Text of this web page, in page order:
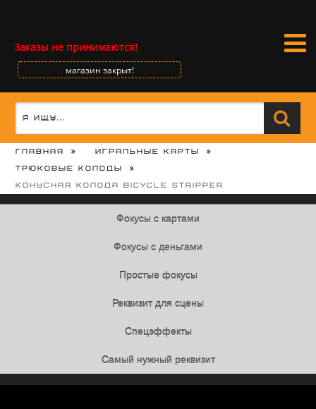
Заказы не принимаются!
магазин закрыт!
Главная
Игральные карты
Трюковые колоды
Конусная колода Bicycle Stripper
Фокусы с картами
Фокусы с деньгами
Простые фокусы
Реквизит для сцены
Спецэффекты
Самый нужный реквизит